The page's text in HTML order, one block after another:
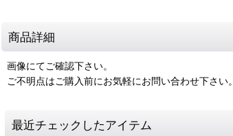
商品詳細
画像にてご確認下さい。
ご不明点はご購入前にお気軽にお問い合わせ下さい。
最近チェックしたアイテム